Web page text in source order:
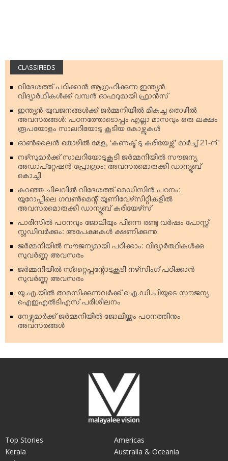
CLASSIFIEDS
വിദേശത്ത് പഠിക്കാന്‍ ആഗ്രഹിക്കുന്ന ഇന്ത്യന്‍
വിദ്യാര്‍ഥികള്‍ക്ക് വമ്പന്‍ ഓഫറുമായി ഫ്രാന്‍സ്
ഇന്ത്യന്‍ യുവജനങ്ങള്‍ക്ക് ജര്‍മ്മനിയില്‍ മികച്ച തൊഴില്‍
അവസരങ്ങള്‍: പഠനത്തോടൊപ്പം എല്ലാ മാസവും ഒരു ലക്ഷം
രൂപയോളം സാലറിയോടു കൂടിയ കോഴ്സുകള്‍
ഓണ്‍ലൈന്‍ തൊഴില്‍ മേള, ‘കണക്ട് ടു കരിയേഴ്സ്’ മാര്‍ച്ച് 21-ന്
നഴ്‌സുമാര്‍ക്ക് സാലറിയോടുകൂടി ജര്‍മ്മനിയില്‍ സൗജന്യ
അഡാപ്റ്റേഷന്‍ പ്രോഗ്രാം: അവസരമൊരുക്കി ഡാന്യൂബ്
കൊച്ചി
കുറഞ്ഞ ചിലവില്‍ വിദേശത്ത് മെഡിസിന്‍ പഠനം:
യൂറോപ്പിലെ ഗവണ്‍മെന്റ് യൂണിവേഴ്‌സിറ്റികളില്‍
അവസരമൊരുക്കി ഡാന്യൂബ് കരിയേഴ്‌സ്
പാരിസില്‍ പഠനവും ജോലിയും പിന്നെ രണ്ടു വര്‍ഷം പോസ്റ്റ്
സ്റ്റഡിവര്‍ക്കും: അപേക്ഷകള്‍ ക്ഷണിക്കുന്നു
ജര്‍മ്മനിയില്‍ സൗജന്യമായി പഠിക്കാം: വിദ്യാര്‍ത്ഥികള്‍ക്കു
സുവര്‍ണ്ണ അവസരം
ജര്‍മ്മനിയില്‍ സ്‌റ്റൈപ്പന്റോടുകൂടി നഴ്‌സിംഗ് പഠിക്കാന്‍
സുവര്‍ണ്ണ അവസരം
യു.എ.യില്‍ താമസിക്കുന്നവര്‍ക്ക് ഐ.ഡി.പിയുടെ സൗജന്യ
ഐഇഎല്‍ടിഎസ് പരിശീലനം
നേഴ്സുമാര്‍ക്ക് ജര്‍മ്മനിയില്‍ ജോലിയ്ക്കും പഠനത്തിനും
അവസരങ്ങള്‍
Top Stories
Kerala
Americas
Australia & Oceania